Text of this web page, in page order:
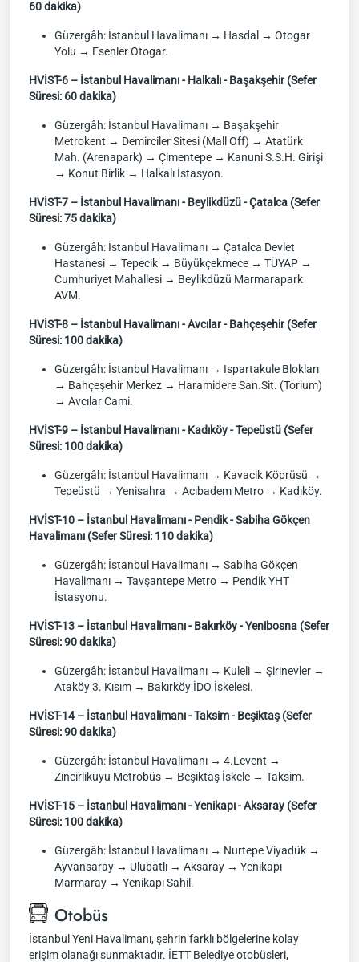
60 dakika)
Güzergâh: İstanbul Havalimanı → Hasdal → Otogar
Yolu → Esenler Otogar.
HVİST-6 – İstanbul Havalimanı - Halkalı - Başakşehir (Sefer
Süresi: 60 dakika)
Güzergâh: İstanbul Havalimanı → Başakşehir
Metrokent → Demirciler Sitesi (Mall Off) → Atatürk
Mah. (Arenapark) → Çimentepe → Kanuni S.S.H. Girişi
→ Konut Birlik → Halkalı İstasyon.
HVİST-7 – İstanbul Havalimanı - Beylikdüzü - Çatalca (Sefer
Süresi: 75 dakika)
Güzergâh: İstanbul Havalimanı → Çatalca Devlet
Hastanesi → Tepecik → Büyükçekmece → TÜYAP →
Cumhuriyet Mahallesi → Beylikdüzü Marmarapark
AVM.
HVİST-8 – İstanbul Havalimanı - Avcılar - Bahçeşehir (Sefer
Süresi: 100 dakika)
Güzergâh: İstanbul Havalimanı → Ispartakule Blokları
→ Bahçeşehir Merkez → Haramidere San.Sit. (Torium)
→ Avcılar Cami.
HVİST-9 – İstanbul Havalimanı - Kadıköy - Tepeüstü (Sefer
Süresi: 100 dakika)
Güzergâh: İstanbul Havalimanı → Kavacik Köprüsü →
Tepeüstü → Yenisahra → Acıbadem Metro → Kadıköy.
HVİST-10 – İstanbul Havalimanı - Pendik - Sabiha Gökçen
Havalimanı (Sefer Süresi: 110 dakika)
Güzergâh: İstanbul Havalimanı → Sabiha Gökçen
Havalimanı → Tavşantepe Metro → Pendik YHT
İstasyonu.
HVİST-13 – İstanbul Havalimanı - Bakırköy - Yenibosna (Sefer
Süresi: 90 dakika)
Güzergâh: İstanbul Havalimanı → Kuleli → Şirinevler →
Ataköy 3. Kısım → Bakırköy İDO İskelesi.
HVİST-14 – İstanbul Havalimanı - Taksim - Beşiktaş (Sefer
Süresi: 90 dakika)
Güzergâh: İstanbul Havalimanı → 4.Levent →
Zincirlikuyu Metrobüs → Beşiktaş İskele → Taksim.
HVİST-15 – İstanbul Havalimanı - Yenikapı - Aksaray (Sefer
Süresi: 100 dakika)
Güzergâh: İstanbul Havalimanı → Nurtepe Viyadük →
Ayvansaray → Ulubatlı → Aksaray → Yenikapı
Marmaray → Yenikapı Sahil.
Otobüs
İstanbul Yeni Havalimanı, şehrin farklı bölgelerine kolay
erişim olanağı sunmaktadır. İETT Belediye otobüsleri,